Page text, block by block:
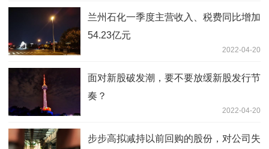
兰州石化一季度主营收入、税费同比增加
54.23亿元
2022-04-20
面对新股破发潮，要不要放缓新股发行节
奏？
2022-04-20
步步高拟减持以前回购的股份，对公司失